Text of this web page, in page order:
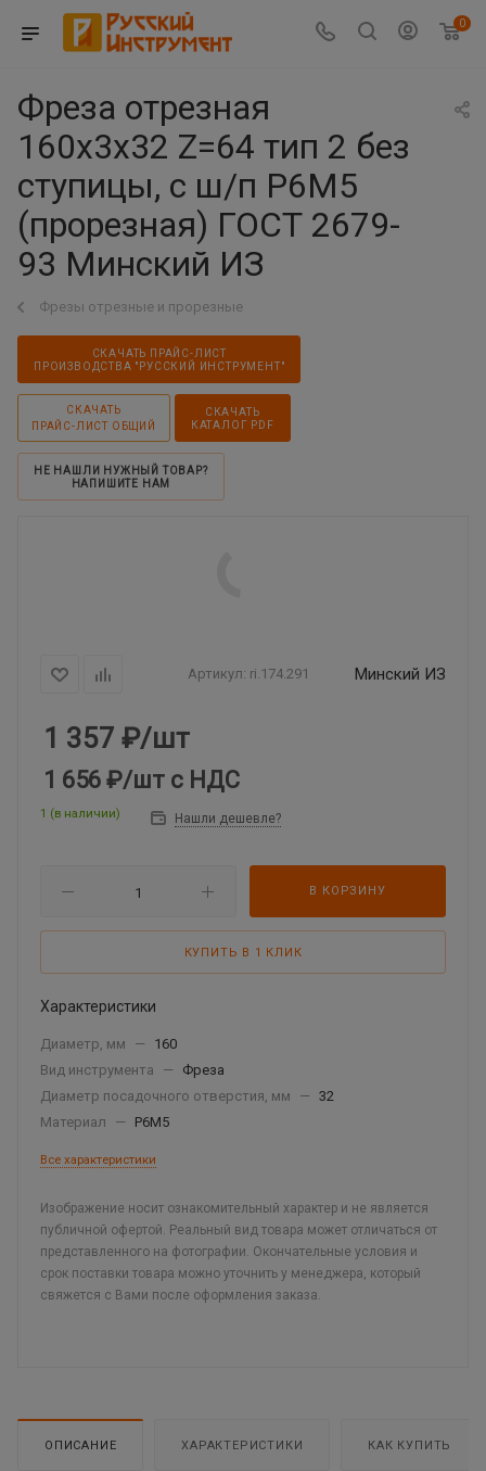
0
Фреза отрезная
160х3х32 Z=64 тип 2 без
ступицы, с ш/п Р6М5
(прорезная) ГОСТ 2679-
93 Минский ИЗ
Фрезы отрезные и прорезные
СКАЧАТЬ ПРАЙС-ЛИСТ
ПРОИЗВОДСТВА "РУССКИЙ ИНСТРУМЕНТ"
СКАЧАТЬ
ПРАЙС-ЛИСТ ОБЩИЙ
СКАЧАТЬ
КАТАЛОГ PDF
НЕ НАШЛИ НУЖНЫЙ ТОВАР?
НАПИШИТЕ НАМ
Артикул: ri.174.291 Минский ИЗ
1 357 ₽/шт
1 656 ₽/шт с НДС
1 (в наличии) Нашли дешевле?
В КОРЗИНУ
КУПИТЬ В 1 КЛИК
Характеристики
Диаметр, мм —
160
Вид инструмента
—
Фреза
Диаметр посадочного отверстия, мм
— 32
Материал
— Р6М5
Все характеристики
Изображение носит ознакомительный характер и не является
публичной офертой. Реальный вид товара может отличаться от
представленного на фотографии. Окончательные условия и
срок поставки товара можно уточнить у менеджера, который
свяжется с Вами после оформления заказа.
ОПИСАНИЕ ХАРАКТЕРИСТИКИ КАК КУПИТЬ